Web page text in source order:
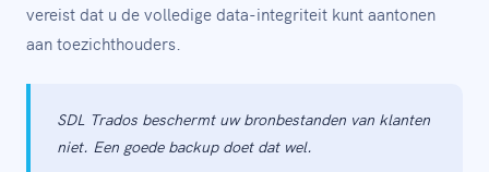
vereist dat u de volledige data-integriteit kunt aantonen
aan toezichthouders.
SDL Trados beschermt uw bronbestanden van klanten
niet. Een goede backup doet dat wel.